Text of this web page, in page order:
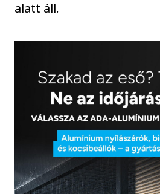
alatt áll.